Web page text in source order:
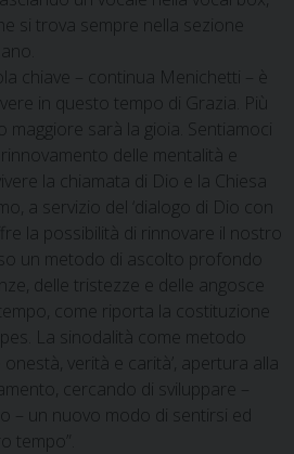
si trova sempre nella sezione
chiave – continua Menichetti – è
in questo tempo di Grazia. Più
sarà la gioia. Sentiamoci
delle mentalità e
la chiamata di Dio e la Chiesa
a servizio del ‘dialogo di Dio con
la possibilità di rinnovare il nostro
un metodo di ascolto profondo
delle tristezze e delle angosce
come riporta la costituzione
La sinodalità come metodo
verità e carità’, apertura alla
cercando di sviluppare –
– un nuovo modo di sentirsi ed
tempo”.